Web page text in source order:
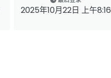
2025年10月22日 上午8:16